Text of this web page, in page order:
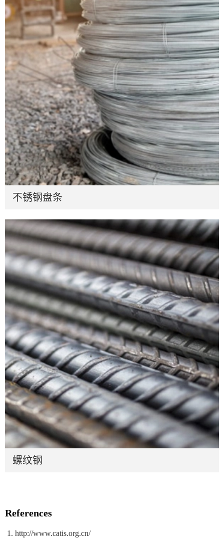
不锈钢盘条
螺纹钢
References
http://www.catis.org.cn/